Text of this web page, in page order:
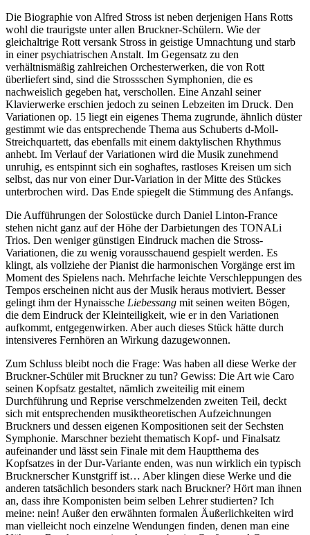
Die Biographie von Alfred Stross ist neben derjenigen Hans Rotts
wohl die traurigste unter allen Bruckner-Schülern. Wie der
gleichaltrige Rott versank Stross in geistige Umnachtung und starb
in einer psychiatrischen Anstalt. Im Gegensatz zu den
verhältnismäßig zahlreichen Orchesterwerken, die von Rott
überliefert sind, sind die Strossschen Symphonien, die es
nachweislich gegeben hat, verschollen. Eine Anzahl seiner
Klavierwerke erschien jedoch zu seinen Lebzeiten im Druck. Den
Variationen op. 15 liegt ein eigenes Thema zugrunde, ähnlich düster
gestimmt wie das entsprechende Thema aus Schuberts d-Moll-
Streichquartett, das ebenfalls mit einem daktylischen Rhythmus
anhebt. Im Verlauf der Variationen wird die Musik zunehmend
unruhig, es entspinnt sich ein soghaftes, rastloses Kreisen um sich
selbst, das nur von einer Dur-Variation in der Mitte des Stückes
unterbrochen wird. Das Ende spiegelt die Stimmung des Anfangs.
Die Aufführungen der Solostücke durch Daniel Linton-France
stehen nicht ganz auf der Höhe der Darbietungen des TONALi
Trios. Den weniger günstigen Eindruck machen die Stross-
Variationen, die zu wenig vorausschauend gespielt werden. Es
klingt, als vollziehe der Pianist die harmonischen Vorgänge erst im
Moment des Spielens nach. Mehrfache leichte Verschleppungen des
Tempos erscheinen nicht aus der Musik heraus motiviert. Besser
gelingt ihm der Hynaissche Liebessang mit seinen weiten Bögen,
die dem Eindruck der Kleinteiligkeit, wie er in den Variationen
aufkommt, entgegenwirken. Aber auch dieses Stück hätte durch
intensiveres Fernhören an Wirkung dazugewonnen.
Zum Schluss bleibt noch die Frage: Was haben all diese Werke der
Bruckner-Schüler mit Bruckner zu tun? Gewiss: Die Art wie Caro
seinen Kopfsatz gestaltet, nämlich zweiteilig mit einem
Durchführung und Reprise verschmelzenden zweiten Teil, deckt
sich mit entsprechenden musiktheoretischen Aufzeichnungen
Bruckners und dessen eigenen Kompositionen seit der Sechsten
Symphonie. Marschner bezieht thematisch Kopf- und Finalsatz
aufeinander und lässt sein Finale mit dem Hauptthema des
Kopfsatzes in der Dur-Variante enden, was nun wirklich ein typisch
Brucknerscher Kunstgriff ist… Aber klingen diese Werke und die
anderen tatsächlich besonders stark nach Bruckner? Hört man ihnen
an, dass ihre Komponisten beim selben Lehrer studierten? Ich
meine: nein! Außer den erwähnten formalen Äußerlichkeiten wird
man vielleicht noch einzelne Wendungen finden, denen man eine